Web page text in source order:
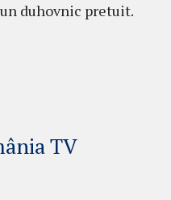
duhovnic pretuit.
TV